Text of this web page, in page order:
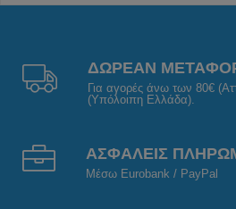
ΔΩΡΕΑΝ
Για αγορές άνω των 80€
(Υπόλοιπη Ελλάδα).
ΑΣΦΑΛΕΙΣ
Μέσω Eurobank / PayPal